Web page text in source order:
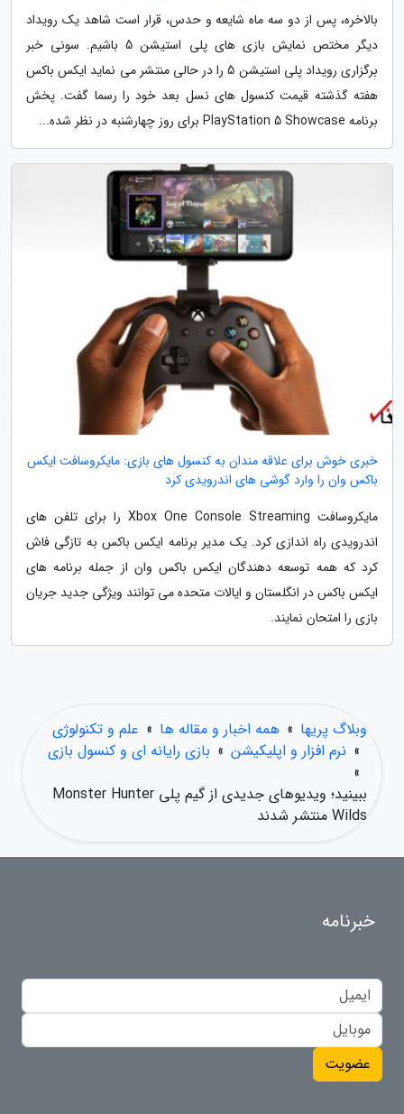
بالاخره، پس از دو سه ماه شایعه و حدس، قرار است شاهد یک رویداد
دیگر مختص نمایش بازی های پلی استیشن 5 باشیم. سونی خبر
برگزاری رویداد پلی استیشن 5 را در حالی منتشر می نماید ایکس باکس
هفته گذشته قیمت کنسول های نسل بعد خود را رسما گفت. پخش
برنامه PlayStation 5 Showcase برای روز چهارشنبه در نظر شده...
خبری خوش برای علاقه مندان به کنسول های بازی: مایکروسافت ایکس
باکس وان را وارد گوشی های اندرویدی کرد
مایکروسافت Xbox One Console Streaming را برای تلفن های
اندرویدی راه اندازی کرد. یک مدیر برنامه ایکس باکس به تازگی فاش
کرد که همه توسعه دهندگان ایکس باکس وان از جمله برنامه های
ایکس باکس در انگلستان و ایالات متحده می توانند ویژگی جدید جریان
بازی را امتحان نمایند.
وبلاگ پریها » همه اخبار و مقاله ها » علم و تکنولوژی
» نرم افزار و اپلیکیشن » بازی رایانه ای و کنسول بازی
»
ببینید؛ ویدیوهای جدیدی از گیم پلی Monster Hunter
Wilds منتشر شدند
خبرنامه
عضویت